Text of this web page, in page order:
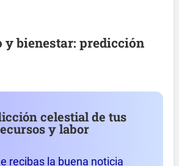
y bienestar: predicción
celestial de tus
y labor
recibas la buena noticia